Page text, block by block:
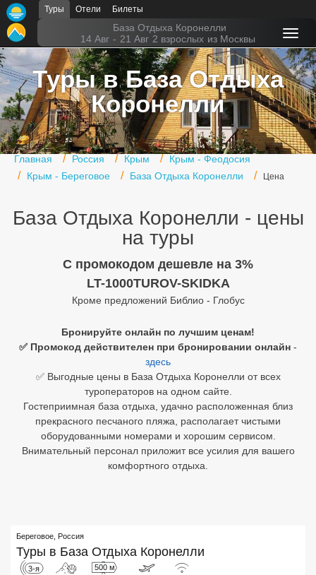
Туры Отели Билеты
База Отдыха Коронелли
14 Авг - 21 Авг 2 взрослых из Москвы
Туры в База Отдыха
Коронелли
Главная Россия Крым
Крым - Феодосия
Крым - Береговое
База Отдыха Коронелли Цена
База Отдыха Коронелли - цены
на туры
C промокодом дешевле на 3%
LT-1000TUROV-SKIDKA
Кроме предложений Библио - Глобус
Бронируйте онлайн по лучшим ценам!
✅ Промокод действителен при бронировании онлайн -
здесь
✅ Выгодные цены в База Отдыха Коронелли от всех
туроператоров на одном сайте.
Гостеприимная база отдыха, удачно расположенная близ
прекрасного песчаного пляжа, располагает чистыми
оборудованными номерами и хорошим сервисом.
Внимательный персонал приложит все усилия для вашего
комфортного отдыха.
Береговое Россия
Туры в База Отдыха Коронелли
3-я 500 м
Главная
Горящие туры
Туры в Турцию
Туры в Египет
Туры в ОАЭ
Офис г. Москва
Подборки отелей
Египет
Бали
Вьетнам
Южный Гоа
Занзибар